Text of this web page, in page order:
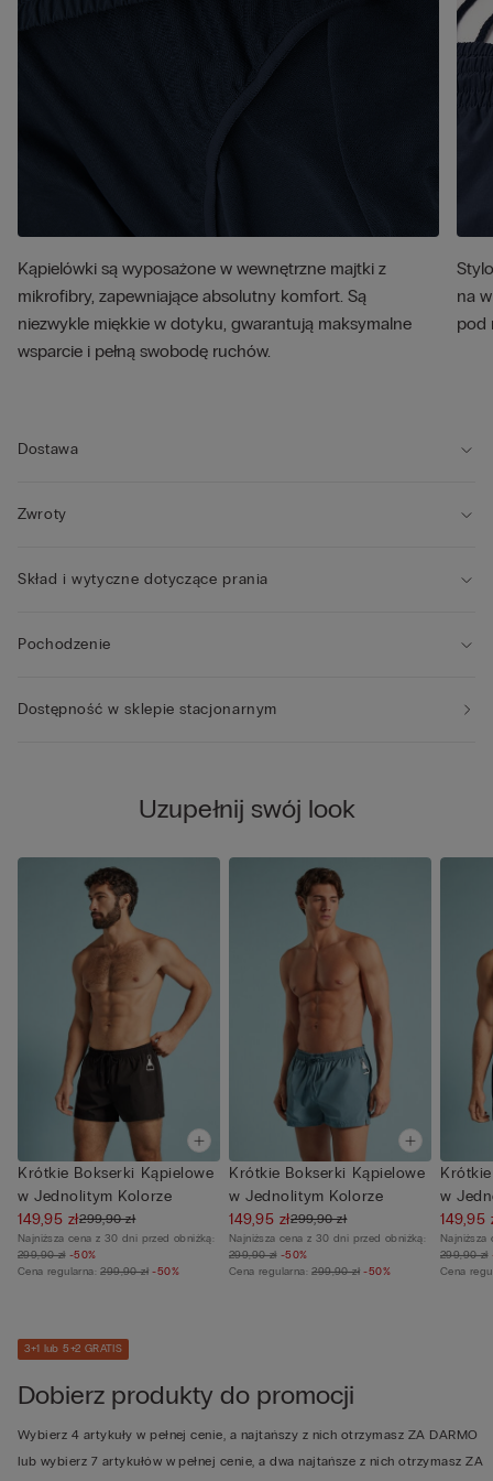
Kąpielówki są wyposażone w wewnętrzne majtki z
mikrofibry, zapewniające absolutny komfort. Są
niezwykle miękkie w dotyku, gwarantują maksymalne
wsparcie i pełną swobodę ruchów.
na
pod
Dostawa
Zwroty
Skład i wytyczne dotyczące prania
Pochodzenie
Dostępność w sklepie stacjonarnym
Uzupełnij swój look
Krótkie Bokserki Kąpielowe
w Jednolitym Kolorze
149,95 zł299,90 zł
Najniższa cena z 30 dni przed obniżką:
299,90 zł -50%
Cena regularna:299,90 zł -50%
Krótkie Bokserki Kąpielowe
w Jednolitym Kolorze
149,95 zł299,90 zł
Najniższa cena z 30 dni przed obniżką:
299,90 zł -50%
Cena regularna:299,90 zł -50%
w
149,95
299,90 zł
Cena
3+1 lub 5+2 GRATIS
Dobierz produkty do promocji
Wybierz 4 artykuły w pełnej cenie, a najtańszy z nich otrzymasz ZA DARMO
lub wybierz 7 artykułów w pełnej cenie, a dwa najtańsze z nich otrzymasz ZA